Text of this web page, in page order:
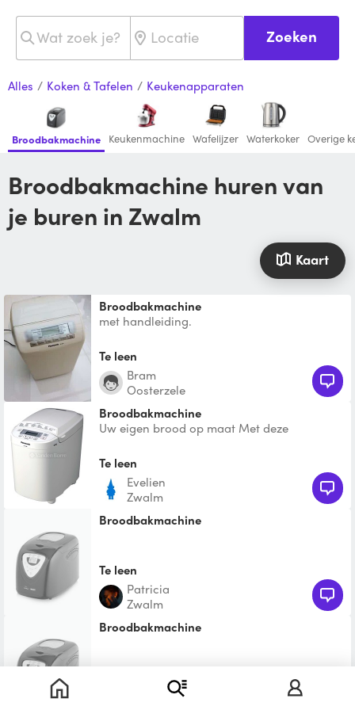
Zoeken
Alles / Koken & Tafelen / Keukenapparaten
Broodbakmachine Keukenmachine Wafelijzer Waterkoker Overige
Broodbakmachine huren van
je buren in Zwalm
Kaart
Broodbakmachine
met handleiding.
Te leen
Bram
Oosterzele
broodbakmachine
Uw eigen brood op maat Met deze
altijd vers brood in een han
Te leen
Evelien
Zwalm
Broodbakmachine
Te leen
Patricia
Zwalm
Broodbakmachine